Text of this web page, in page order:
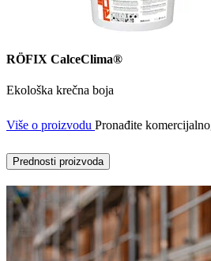
RÖFIX CalceClima®
Ekološka krečna boja
Više o proizvodu Pronađite
Prednosti proizvoda